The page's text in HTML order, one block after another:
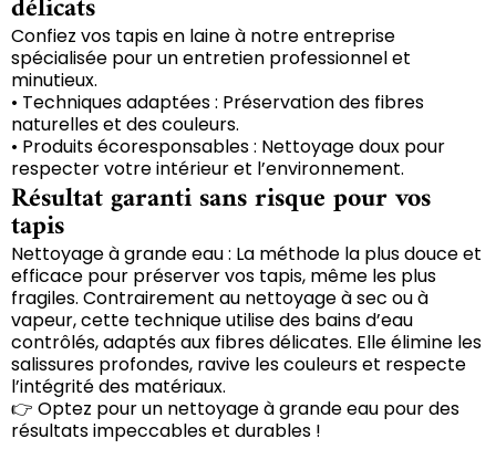
Confiez vos tapis en laine à notre entreprise
spécialisée pour un entretien professionnel et
minutieux.
• Techniques adaptées : Préservation des fibres
naturelles et des couleurs.
• Produits écoresponsables : Nettoyage doux pour
respecter votre intérieur et l’environnement.
Résultat garanti sans risque pour vos
tapis
Nettoyage à grande eau : La méthode la plus douce et
efficace pour préserver vos tapis, même les plus
fragiles. Contrairement au nettoyage à sec ou à
vapeur, cette technique utilise des bains d’eau
contrôlés, adaptés aux fibres délicates. Elle élimine les
salissures profondes, ravive les couleurs et respecte
l’intégrité des matériaux.
👉 Optez pour un nettoyage à grande eau pour des
résultats impeccables et durables !